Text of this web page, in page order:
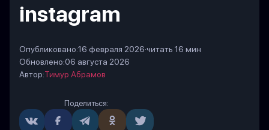
instagram
Опубликовано:16 февраля 2026·читать 16 мин
Обновлено:06 августа 2026
Автор:Тимур Абрамов
Поделиться: